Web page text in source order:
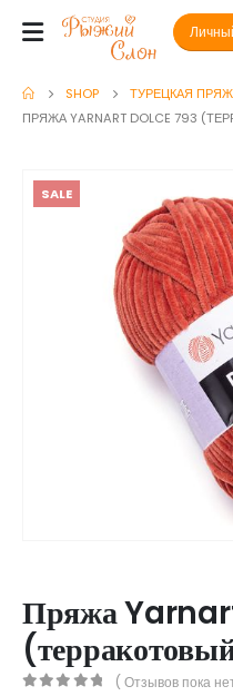
SHOP ТУРЕЦКАЯ
ПРЯЖА YARNART DOLCE 793
SALE
Пряжа
( Отзывов пока